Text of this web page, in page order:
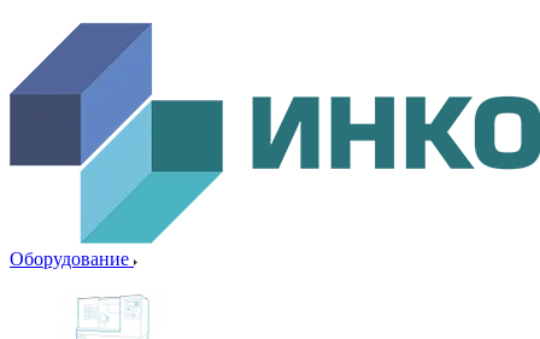
Оборудование